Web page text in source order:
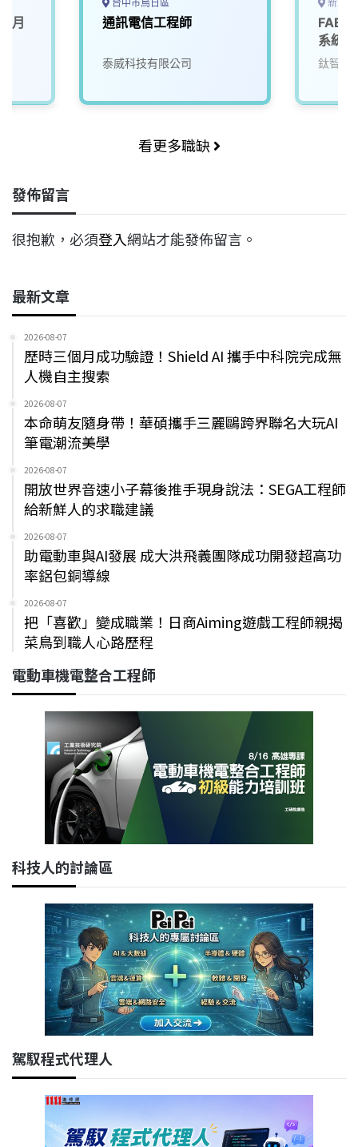
(月
台中市烏日區
通訊電信工程師
泰威科技有限公司
新北
FAE
系統
鈦智科
看更多職缺
發佈留言
很抱歉，必須登入網站才能發佈留言。
最新文章
2026-08-07
歷時三個月成功驗證！Shield AI 攜手中科院完成無
人機自主搜索
2026-08-07
本命萌友隨身帶！華碩攜手三麗鷗跨界聯名大玩AI
筆電潮流美學
2026-08-07
開放世界音速小子幕後推手現身說法：SEGA工程師
給新鮮人的求職建議
2026-08-07
助電動車與AI發展 成大洪飛義團隊成功開發超高功
率鋁包銅導線
2026-08-07
把「喜歡」變成職業！日商Aiming遊戲工程師親揭
菜鳥到職人心路歷程
電動車機電整合工程師
科技人的討論區
駕馭程式代理人